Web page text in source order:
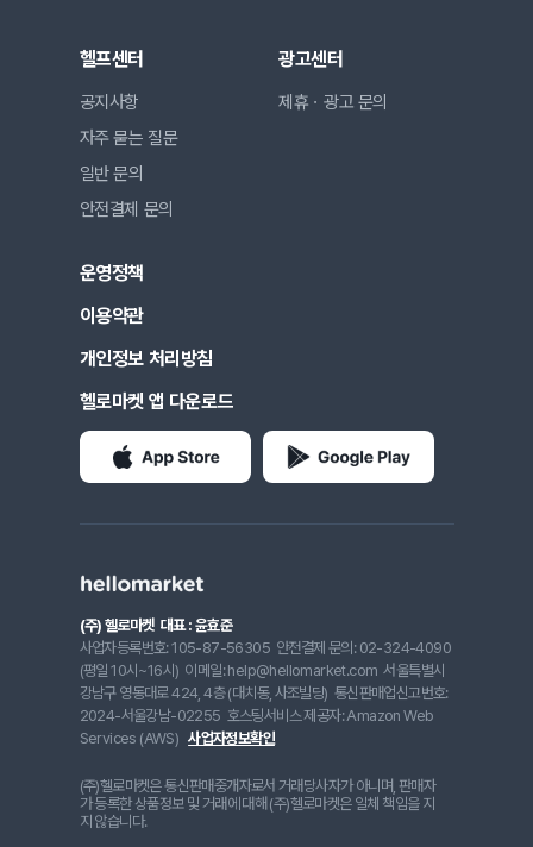
헬프센터
공지사항
자주 묻는 질문
일반 문의
안전결제 문의
광고센터
제휴ㆍ광고 문의
운영정책
이용약관
개인정보 처리방침
헬로마켓 앱 다운로드
(주) 헬로마켓 대표 : 윤효준
사업자등록번호: 105-87-56305 안전결제 문의: 02-324-4090
(평일 10시~16시) 이메일: help@hellomarket.com 서울특별시
강남구 영동대로 424, 4층 (대치동, 사조빌딩) 통신판매업신고번호:
2024-서울강남-02255 호스팅서비스 제공자: Amazon Web
Services (AWS) 사업자정보확인
(주)헬로마켓은 통신판매중개자로서 거래당사자가 아니며, 판매자
가 등록한 상품정보 및 거래에 대해 (주)헬로마켓은 일체 책임을 지
지 않습니다.